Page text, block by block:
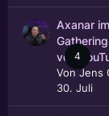
4
Axanar
von
VonJens
30. Juli